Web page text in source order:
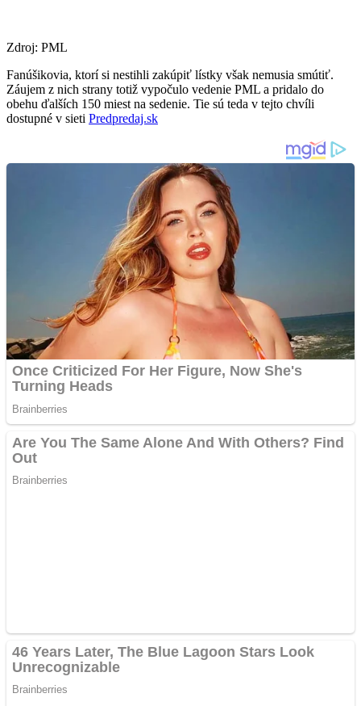
Zdroj: PML
Fanúšikovia, ktorí si nestihli zakúpiť lístky však nemusia smútiť.
Záujem z nich strany totiž vypočulo vedenie PML a pridalo do
obehu ďalších 150 miest na sedenie. Tie sú teda v tejto chvíli
dostupné v sieti Predpredaj.sk